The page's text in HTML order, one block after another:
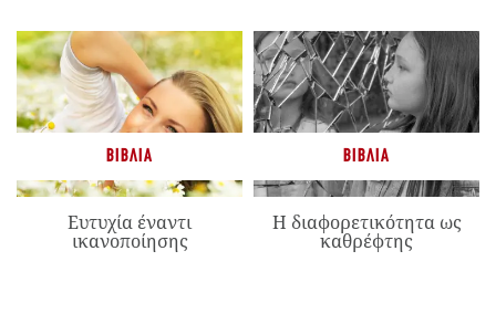
ΒΙΒΛΊΑ
Ευτυχία έναντι
ικανοποίησης
ΒΙΒΛΊΑ
Η διαφορετικότητα ως
καθρέφτης